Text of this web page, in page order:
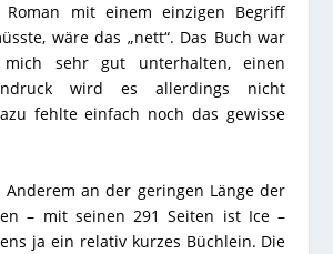
mit einem einzigen Begriff
wäre das „nett“. Das Buch war
sehr gut unterhalten, einen
wird es allerdings nicht
fehlte einfach noch das gewisse
Anderem an der geringen Länge der
– mit seinen 291 Seiten ist Ice –
ja ein relativ kurzes Büchlein. Die